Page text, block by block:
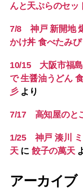
んと天ぷらのセッ
7/8 神戸 新開地
かけ丼 食べたみぴ
10/15 大阪市福島
で 生醤油うどん
彡より
7/17 高知屋のと
1/25 神戸 湊川
天に 餃子の萬天
アーカイブ